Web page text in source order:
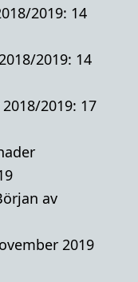
2019: 14
2019: 14
2019: 17
av
2019